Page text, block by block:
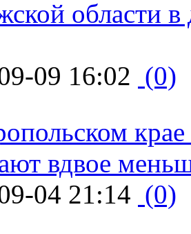
области в
09 16:02 (0)
вдвое
04 21:14 (0)